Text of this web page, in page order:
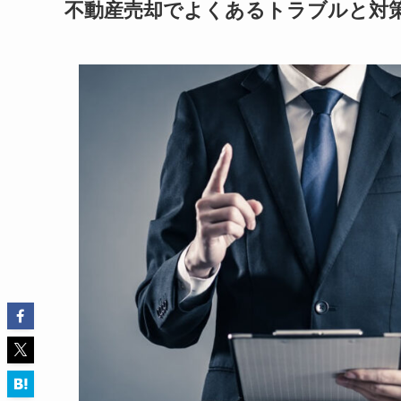
不動産売却でよくあるトラブルと対